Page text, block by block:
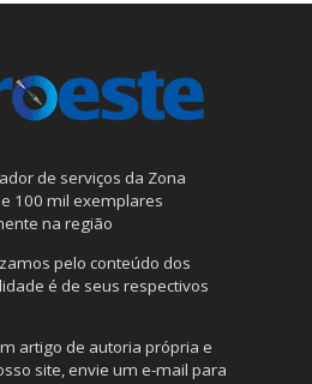
de serviços da Zona
100 mil exemplares
na região
pelo conteúdo dos
é de seus respectivos
artigo de autoria própria e
site, envie um e-mail para